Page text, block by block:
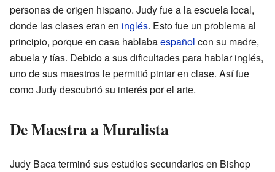
personas de origen hispano. Judy fue a la escuela local,
donde las clases eran en inglés. Esto fue un problema al
principio, porque en casa hablabaespañol con su madre,
abuela y tías. Debido a sus dificultades para hablar inglés,
uno de sus maestros le permitió pintar en clase. Así fue
como Judy descubrió su interés por el arte.
De Maestra a Muralista
Judy Baca terminó sus estudios secundarios en Bishop